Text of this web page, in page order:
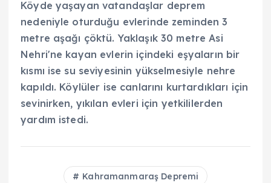
Köyde yaşayan vatandaşlar deprem
nedeniyle oturduğu evlerinde zeminden 3
metre aşağı çöktü. Yaklaşık 30 metre Asi
Nehri'ne kayan evlerin içindeki eşyaların bir
kısmı ise su seviyesinin yükselmesiyle nehre
kapıldı. Köylüler ise canlarını kurtardıkları için
sevinirken, yıkılan evleri için yetkililerden
yardım istedi.
Kahramanmaraş Depremi